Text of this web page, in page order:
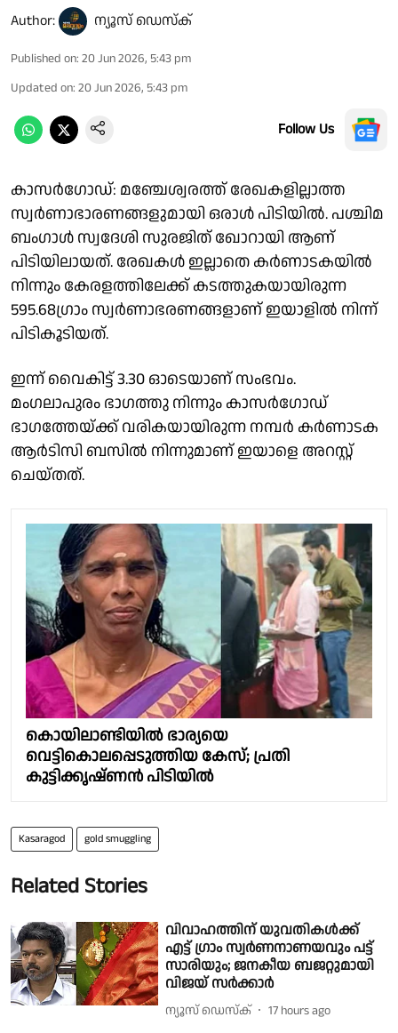
Author: ന്യൂസ് ഡെസ്ക്
Published on: 20 Jun 2026, 5:43 pm
Updated on: 20 Jun 2026, 5:43 pm
Follow Us
കാസർ​ഗോഡ്: മഞ്ചേശ്വരത്ത് രേഖകളില്ലാത്ത
സ്വർണാഭാരണങ്ങളുമായി ഒരാൾ പിടിയിൽ. പശ്ചിമ
ബംഗാൾ സ്വദേശി സുരജിത് ഖോറായി ആണ്
പിടിയിലായത്. രേഖകൾ ഇല്ലാതെ കർണാടകയിൽ
നിന്നും കേരളത്തിലേക്ക് കടത്തുകയായിരുന്ന
595.68ഗ്രാം സ്വർണാഭരണങ്ങളാണ് ഇയാളിൽ നിന്ന്
പിടികൂടിയത്.
ഇന്ന് വൈകിട്ട് 3.30 ഓടെയാണ് സംഭവം.
മംഗലാപുരം ഭാഗത്തു നിന്നും കാസർഗോഡ്
ഭാഗത്തേയ്ക്ക് വരികയായിരുന്ന നമ്പർ കർണാടക
ആർടിസി ബസിൽ നിന്നുമാണ് ഇയാളെ അറസ്റ്റ്
ചെയ്തത്.
കൊയിലാണ്ടിയിൽ ഭാര്യയെ
വെട്ടികൊലപ്പെടുത്തിയ കേസ്; പ്രതി
കുട്ടിക്കൃഷ്ണൻ പിടിയിൽ
Kasaragod gold smuggling
Related Stories
വിവാഹത്തിന് യുവതികൾക്ക്
എട്ട് ഗ്രാം സ്വർണനാണയവും പട്ട്
സാരിയും; ജനകീയ ബജറ്റുമായി
വിജയ് സർക്കാർ
ന്യൂസ് ഡെസ്ക് 17 hours ago